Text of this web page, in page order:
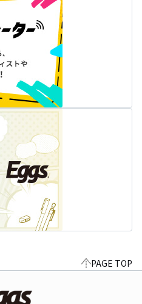
PAGE TOP